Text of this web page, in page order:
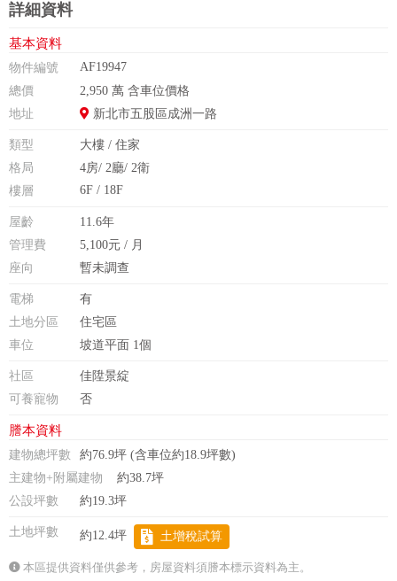
詳細資料
基本資料
物件編號
AF19947
總價
2,950 萬 含車位價格
地址
新北市五股區成洲一路
類型
大樓 / 住家
格局
4房/ 2廳/ 2衛
樓層
6F / 18F
屋齡
11.6年
管理費
5,100元 / 月
座向
暫未調查
電梯
有
土地分區
住宅區
車位
坡道平面 1個
社區
佳陞景綻
可養寵物
否
謄本資料
建物總坪數
約76.9坪 (含車位約18.9坪數)
主建物+附屬建物
約38.7坪
公設坪數
約19.3坪
土地坪數 約12.4坪 土增稅試算
本區提供資料僅供參考，房屋資料須謄本標示資料為主。